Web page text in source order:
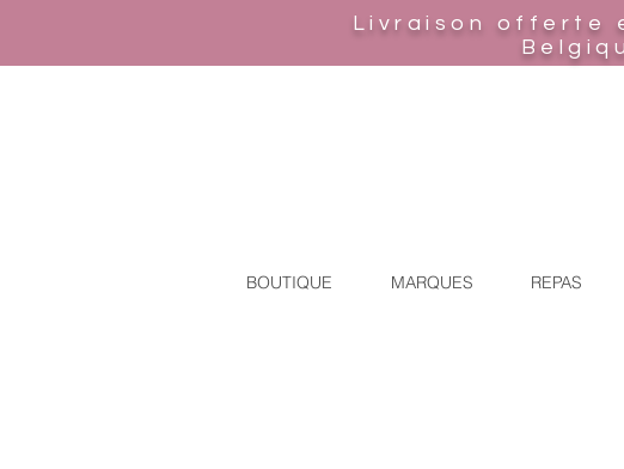
Livraison offerte
BOUTIQUE MARQUES REPAS